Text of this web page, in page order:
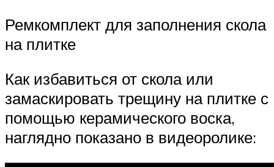
Ремкомплект для заполнения скола
на плитке
Как избавиться от скола или
замаскировать трещину на плитке с
помощью керамического воска,
наглядно показано в видеоролике: